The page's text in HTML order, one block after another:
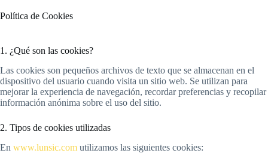
Política de Cookies
1. ¿Qué son las cookies?
Las cookies son pequeños archivos de texto que se almacenan en el
dispositivo del usuario cuando visita un sitio web. Se utilizan para
mejorar la experiencia de navegación, recordar preferencias y recopilar
información anónima sobre el uso del sitio.
2. Tipos de cookies utilizadas
En www.lunsic.com utilizamos las siguientes cookies: